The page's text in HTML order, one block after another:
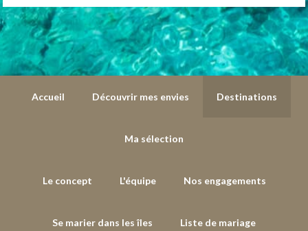
Accueil Découvrir mes envies Destinations
Ma sélection
Le concept L'équipe Nos engagements
Se marier dans les îles Liste de mariage